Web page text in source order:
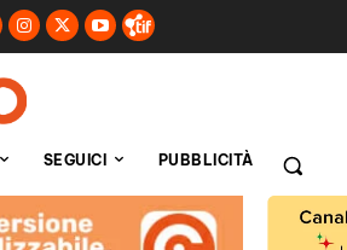
SEGUICI PUBBLICITÀ